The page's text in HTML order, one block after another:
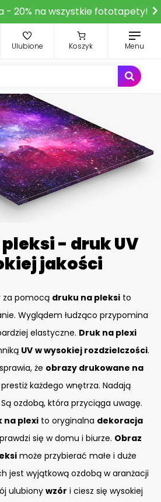
- 20% na wszystkie fototapety!
Ulubione Koszyk Menu
- druk UV
jakości
za pomocą druku na pleksito
Wyglądem łudząco przypomina
elastyczne. Druk na plexi
UV w wysokiej rozdzielczości.
że obrazy drukowane na
każdego wnętrza. Nadają
ozdobą, która przyciąga uwagę.
na plexito oryginalna dekoracja
się w domu i biurze. Obraz
może przybierać małe i duże
jest wyjątkową ozdobą w aranżacji
ulubiony wzór i ciesz się wysokiej